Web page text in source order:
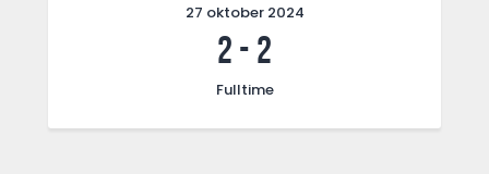
27 oktober 2024
2 - 2
Fulltime